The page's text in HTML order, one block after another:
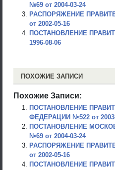
№69 от 2004-03-24
РАСПОРЯЖЕНИЕ
от 2002-05-16
ПОСТАНОВЛЕНИЕ
1996-08-06
ПОХОЖИЕ ЗАПИСИ
Похожие Записи:
ПОСТАНОВЛЕНИЕ
ФЕДЕРАЦИИ №522 от
ПОСТАНОВЛЕНИЕ
№69 от 2004-03-24
РАСПОРЯЖЕНИЕ
от 2002-05-16
ПОСТАНОВЛЕНИЕ